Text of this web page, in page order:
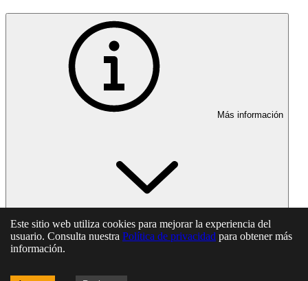
Más información
En esta página
Artículo 62. Facultades de actuación del Consejo Superior de
Este sitio web utiliza cookies para mejorar la experiencia del
usuario. Consulta nuestra Política de privacidad para obtener más
información.